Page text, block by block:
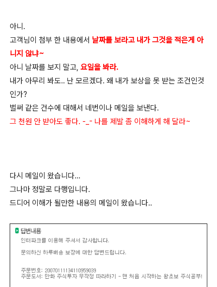
아니.
고객님이 첨부 한 내용에서 날짜를 보라고 내가 그것을 적은게 아
니지 않냐~
아니 날짜를 보지 말고, 요일을 봐라.
내가 아무리 봐도.. 난 모르겠다. 왜 내가 보상을 못 받는 조건인것
인가?
벌써 같은 건수에 대해서 네번이나 메일을 보낸다.
그 천원 안 받아도 좋다. -_- 나를 제발 좀 이해하게 해 달라~
다시 메일이 왔습니다...
그나마 정말로 다행입니다.
드디어 이해가 될만한 내용의 메일이 왔습니다..